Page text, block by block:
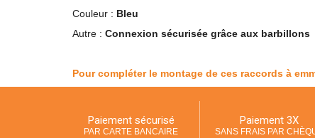
Couleur : Bleu
Autre : Connexion sécurisée grâce aux barbillons
Pour compléter le montage de ces raccords à
Paiement sécurisé
PAR CARTE BANCAIRE
Paiement 3X
SANS FRAIS PAR